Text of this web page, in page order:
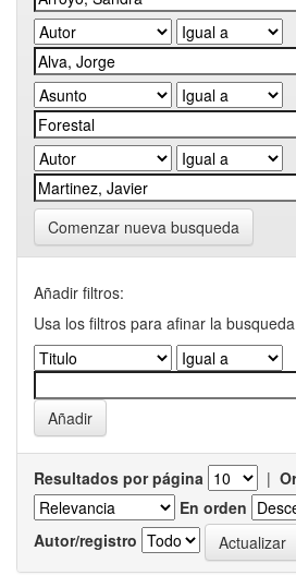
Comenzar nueva busqueda
Añadir filtros:
Usa los filtros para afinar la
Resultados por página |
En orden
Autor/registro